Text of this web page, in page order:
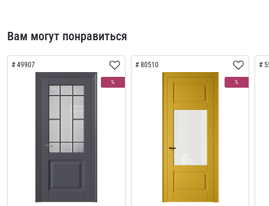
Вам могут понравиться
49907
%
80510
%